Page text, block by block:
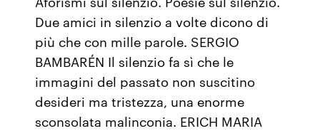
Due amici in silenzio a volte dicono di
più che con mille parole. SERGIO
BAMBARÉN Il silenzio fa sì che le
immagini del passato non suscitino
desideri ma tristezza, una enorme
sconsolata malinconia. ERICH MARIA